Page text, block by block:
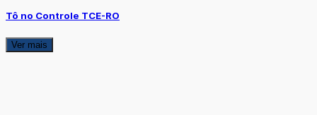
Tô no Controle TCE-RO
Ver mais